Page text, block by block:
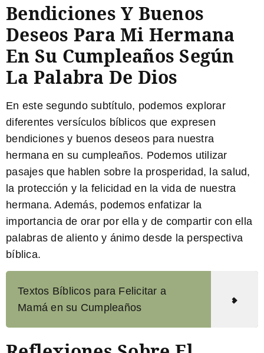
Bendiciones Y Buenos
Deseos Para Mi Hermana
En Su Cumpleaños Según
La Palabra De Dios
En este segundo subtítulo, podemos explorar
diferentes versículos bíblicos que expresen
bendiciones y buenos deseos para nuestra
hermana en su cumpleaños. Podemos utilizar
pasajes que hablen sobre la prosperidad, la salud,
la protección y la felicidad en la vida de nuestra
hermana. Además, podemos enfatizar la
importancia de orar por ella y de compartir con ella
palabras de aliento y ánimo desde la perspectiva
bíblica.
Textos Bíblicos para Felicitar a
Mamá en su Cumpleaños